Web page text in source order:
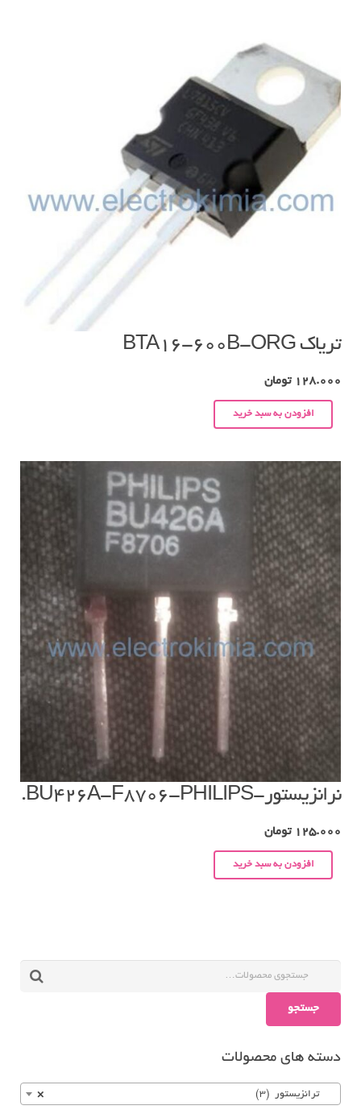
تریاک BTA16-600B-ORG
128.000 تومان
افزودن به سبد خرید
نرانزیستور-BU426A-F8706-PHILIPS.
125.000 تومان
افزودن به سبد خرید
جستجو
دسته های محصولات
× ترانزیستور (3)